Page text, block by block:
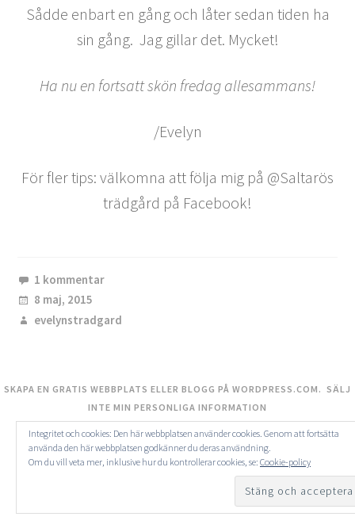
Sådde enbart en gång och låter sedan tiden ha
sin gång. Jag gillar det. Mycket!
Ha nu en fortsatt skön fredag allesammans!
/Evelyn
För fler tips: välkomna att följa mig på @Saltarös
trädgård på Facebook!
1 kommentar
8 maj, 2015
evelynstradgard
SKAPA EN GRATIS WEBBPLATS ELLER BLOGG PÅ WORDPRESS.COM. SÄLJ
INTE MIN PERSONLIGA INFORMATION
Integritet och cookies: Den här webbplatsen använder cookies. Genom att fortsätta
använda den här webbplatsen godkänner du deras användning.
Om du vill veta mer, inklusive hur du kontrollerar cookies, se: Cookie-policy